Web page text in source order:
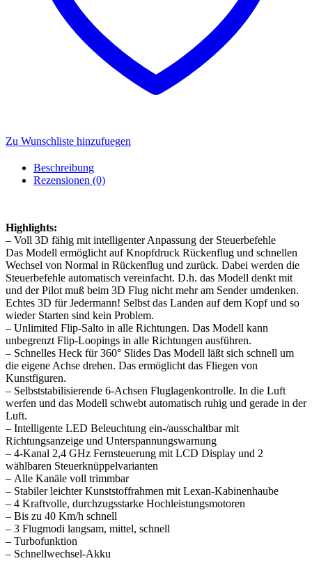
Zu Wunschliste hinzufuegen
Beschreibung
Rezensionen (0)
Highlights:
– Voll 3D fähig mit intelligenter Anpassung der Steuerbefehle
Das Modell ermöglicht auf Knopfdruck Rückenflug und schnellen
Wechsel von Normal in Rückenflug und zurück. Dabei werden die
Steuerbefehle automatisch vereinfacht. D.h. das Modell denkt mit
und der Pilot muß beim 3D Flug nicht mehr am Sender umdenken.
Echtes 3D für Jedermann! Selbst das Landen auf dem Kopf und so
wieder Starten sind kein Problem.
– Unlimited Flip-Salto in alle Richtungen. Das Modell kann
unbegrenzt Flip-Loopings in alle Richtungen ausführen.
– Schnelles Heck für 360° Slides Das Modell läßt sich schnell um
die eigene Achse drehen. Das ermöglicht das Fliegen von
Kunstfiguren.
– Selbststabilisierende 6-Achsen Fluglagenkontrolle. In die Luft
werfen und das Modell schwebt automatisch ruhig und gerade in der
Luft.
– Intelligente LED Beleuchtung ein-/ausschaltbar mit
Richtungsanzeige und Unterspannungswarnung
– 4-Kanal 2,4 GHz Fernsteuerung mit LCD Display und 2
wählbaren Steuerknüppelvarianten
– Alle Kanäle voll trimmbar
– Stabiler leichter Kunststoffrahmen mit Lexan-Kabinenhaube
– 4 Kraftvolle, durchzugsstarke Hochleistungsmotoren
– Bis zu 40 Km/h schnell
– 3 Flugmodi langsam, mittel, schnell
– Turbofunktion
– Schnellwechsel-Akku